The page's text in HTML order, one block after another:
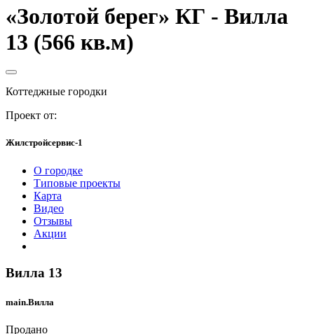
«Золотой берег» КГ - Вилла
13 (566 кв.м)
Коттеджные городки
Проект от:
Жилстройсервис-1
О городке
Типовые проекты
Карта
Видео
Отзывы
Акции
Вилла 13
main.Вилла
Продано